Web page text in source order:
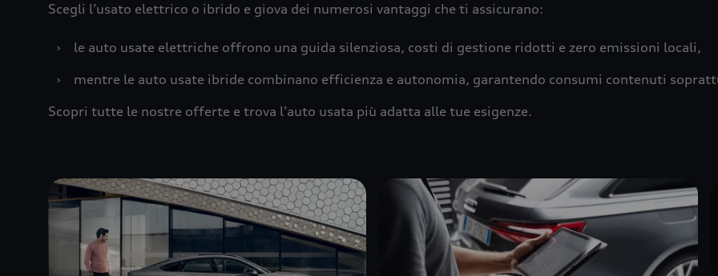
Scegli l’usato elettrico o ibrido e giova dei numerosi vantaggi che ti assicurano:
›
le auto usate elettriche offrono una guida silenziosa, costi di gestione ridotti e zero emissioni locali,
›
mentre le auto usate ibride combinano efficienza e autonomia, garantendo consumi contenuti
Scopri tutte le nostre offerte e trova l’auto usata più adatta alle tue esigenze.